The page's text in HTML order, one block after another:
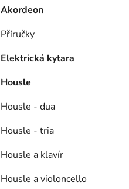
Akordeon
Příručky
Elektrická kytara
Housle
Housle - dua
Housle - tria
Housle a klavír
Housle a violoncello